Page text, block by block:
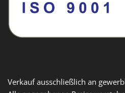
Verkauf ausschließlich an